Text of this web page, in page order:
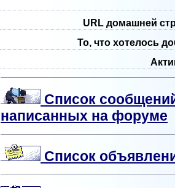
URL домашней
То, что хотелось
Список
написанных на форуме
Список